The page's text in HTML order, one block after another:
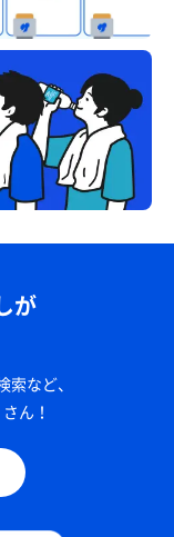
が
など、
ん！